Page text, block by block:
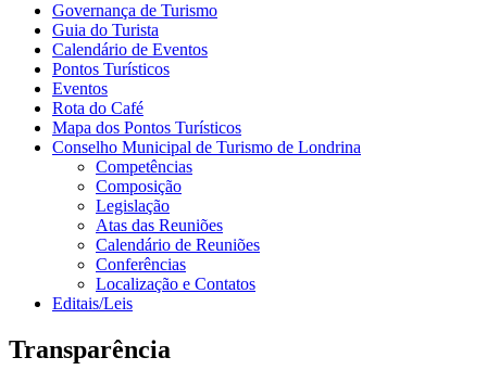
Governança de Turismo
Guia do Turista
Calendário de Eventos
Pontos Turísticos
Eventos
Rota do Café
Mapa dos Pontos Turísticos
Conselho Municipal de Turismo de Londrina
Competências
Composição
Legislação
Atas das Reuniões
Calendário de Reuniões
Conferências
Localização e Contatos
Editais/Leis
Transparência